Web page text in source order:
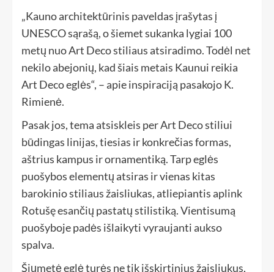
„Kauno architektūrinis paveldas įrašytas į
UNESCO sąrašą, o šiemet sukanka lygiai 100
metų nuo Art Deco stiliaus atsiradimo. Todėl net
nekilo abejonių, kad šiais metais Kaunui reikia
Art Deco eglės“, – apie inspiraciją pasakojo K.
Rimienė.
Pasak jos, tema atsiskleis per Art Deco stiliui
būdingas linijas, tiesias ir konkrečias formas,
aštrius kampus ir ornamentiką. Tarp eglės
puošybos elementų atsiras ir vienas kitas
barokinio stiliaus žaisliukas, atliepiantis aplink
Rotušę esančių pastatų stilistiką. Vientisumą
puošyboje padės išlaikyti vyraujanti aukso
spalva.
Šiųmetė eglė turės ne tik išskirtinius žaisliukus,